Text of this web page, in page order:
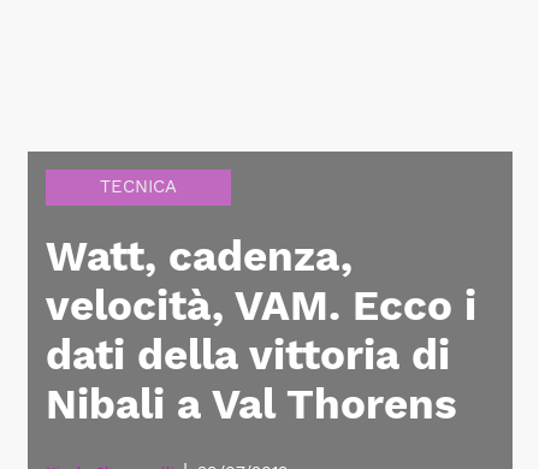
TECNICA
Watt, cadenza,
velocità, VAM. Ecco i
dati della vittoria di
Nibali a Val Thorens